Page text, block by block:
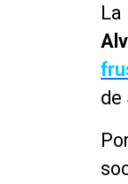
La
de